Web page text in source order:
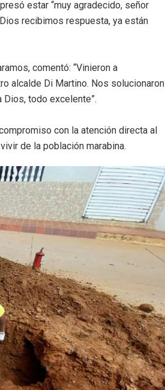
estar “muy agradecido, señor
recibimos respuesta, ya están
comentó: “Vinieron a
alcalde Di Martino. Nos solucionaron
Dios, todo excelente”.
con la atención directa al
de la población marabina.